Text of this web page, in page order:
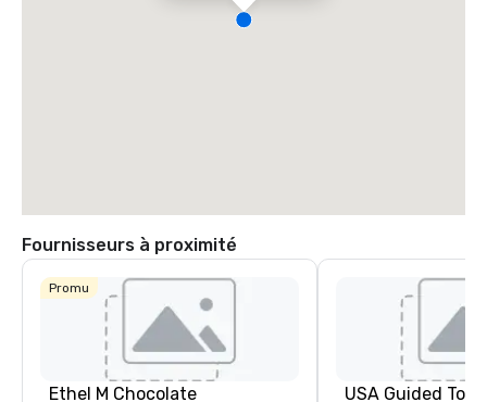
Fournisseurs à proximité
Promu
Ethel M Chocolate USA Guided